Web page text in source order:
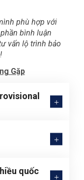
phù hợp với
bình luận
vấn lộ trình bảo
Gặp
quốc